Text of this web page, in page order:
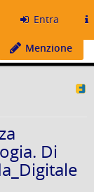
Entra
Menzione
Di